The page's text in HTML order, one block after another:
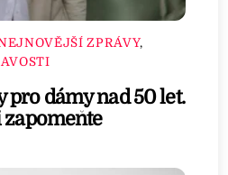
ZPRÁVY,
pro dámy nad 50 let.
zapomeňte